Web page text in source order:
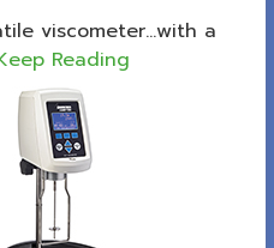
viscometer...with a
Reading